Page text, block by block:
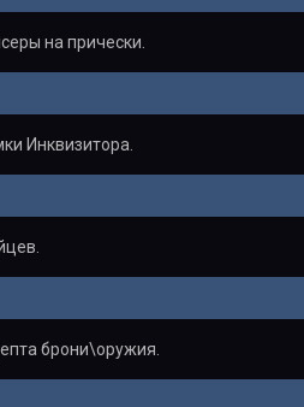
на прически.
Инквизитора.
брони\оружия.